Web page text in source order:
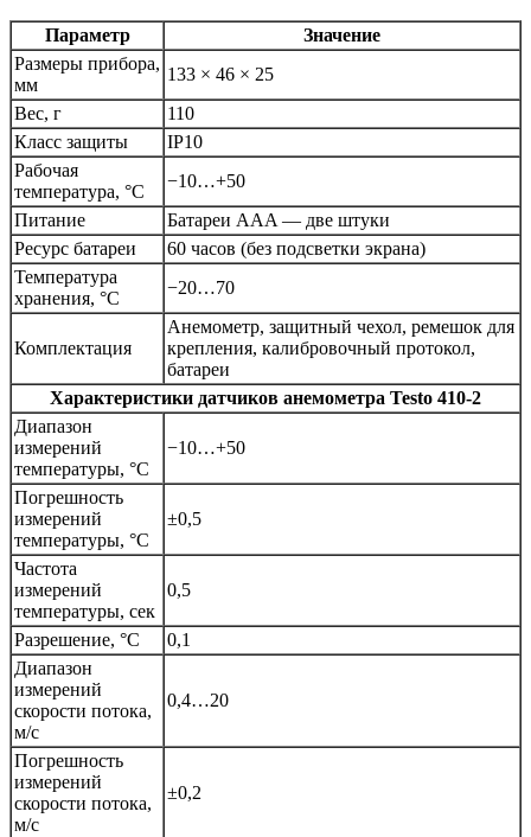
Параметр
Значение
Размеры прибора,
мм
133 × 46 × 25
Вес, г
110
Класс защиты
IP10
Рабочая
температура, °С
−10…+50
Питание
Батареи AAA — две штуки
Ресурс батареи
60 часов (без подсветки экрана)
Температура
хранения, °С
−20…70
Комплектация
Анемометр, защитный чехол, ремешок для
крепления, калибровочный протокол,
батареи
Характеристики датчиков анемометра Testo 410-2
Диапазон
измерений
температуры, °C
−10…+50
Погрешность
измерений
температуры, °C
±0,5
Частота
измерений
температуры, сек
0,5
Разрешение, °C
0,1
Диапазон
измерений
скорости потока,
м/с
0,4…20
Погрешность
измерений
скорости потока,
м/с
±0,2